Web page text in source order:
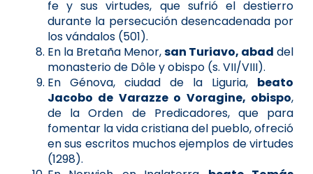
fe y sus virtudes, que sufrió el destierro
durante la persecución desencadenada por
los vándalos (501).
En la Bretaña Menor,san Turiavo, abad del
monasterio de Dôle y obispo (s. VII/VIII).
En Génova, ciudad de la Liguria, beato
Jacobo de Varazze o Voragine, obispo,
de la Orden de Predicadores, que para
fomentar la vida cristiana del pueblo, ofreció
en sus escritos muchos ejemplos de virtudes
(1298).